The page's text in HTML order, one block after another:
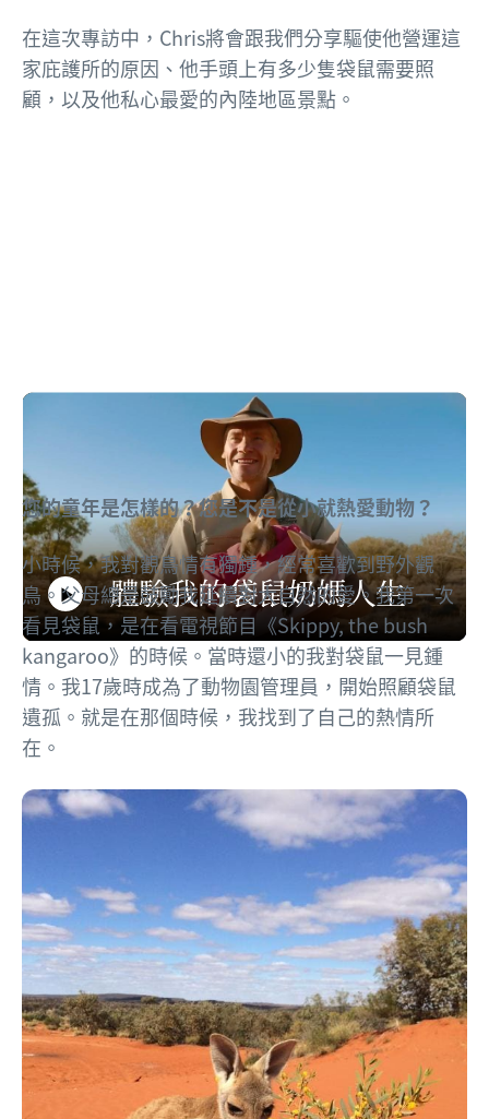
在這次專訪中，Chris將會跟我們分享驅使他營運這
家庇護所的原因、他手頭上有多少隻袋鼠需要照
顧，以及他私心最愛的內陸地區景點。
體驗我的袋鼠奶媽人生
Play
Video
體驗我的袋鼠奶媽人生
影片：為您介紹Chris Brolga Barns。
您的童年是怎樣的？您是不是從小就熱愛動物？
小時候，我對觀鳥情有獨鍾，經常喜歡到野外觀
鳥。父母總是鼓勵我延續對大自然的愛。我第一次
看見袋鼠，是在看電視節目《Skippy, the bush
kangaroo》的時候。當時還小的我對袋鼠一見鍾
情。我17歲時成為了動物園管理員，開始照顧袋鼠
遺孤。就是在那個時候，我找到了自己的熱情所
在。